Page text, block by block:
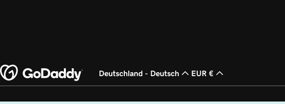
Deutschland - Deutsch EUR €